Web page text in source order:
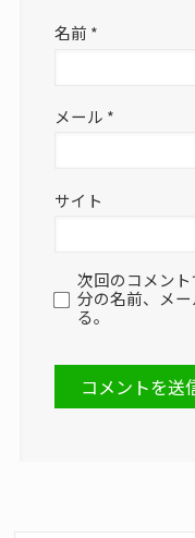
名前 *
メール *
サイト
次回のコメン
分の名前、メ
る。